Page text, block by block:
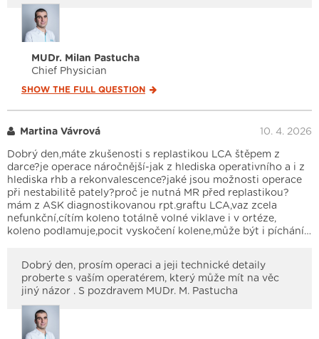
MUDr. Milan Pastucha
Chief Physician
SHOW THE FULL QUESTION
Martina Vávrová 10. 4. 2026
Dobrý den,máte zkušenosti s replastikou LCA štěpem z
darce?je operace náročnější-jak z hlediska operativního a i z
hlediska rhb a rekonvalescence?jaké jsou možnosti operace
při nestabilitě pately?proč je nutná MR před replastikou?
mám z ASK diagnostikovanou rpt.graftu LCA,vaz zcela
nefunkční,cítím koleno totálně volné viklave i v ortéze,
koleno podlamuje,pocit vyskočení kolene,může být i píchání…
Dobrý den, prosím operaci a jeji technické detaily
proberte s vaším operatérem, který může mít na věc
jiný názor . S pozdravem MUDr. M. Pastucha